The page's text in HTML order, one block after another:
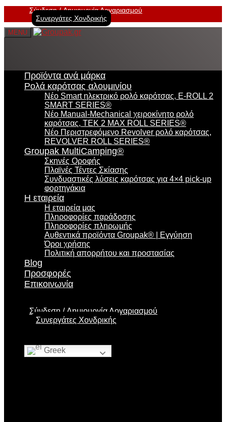
Σύνδεση
Δημιουργία Λογαριασμού
Συνεργάτες Χονδρικής
MENU
Προϊόντα ανά μάρκα
Ρολά καρότσας αλουμινίου
Νέο Smart ηλεκτρικό ρολό καρότσας, E-ROLL 2
SMART SERIES®
Νέο Manual-Mechanical χειροκίνητο ρολό
καρότσας, TEK 2 MAX ROLL SERIES®
Νέο Περιστρεφόμενο Revolver ρολό καρότσας,
REVOLVER ROLL SERIES®
Groupak MultiCamping®
Σκηνές Οροφής
Πλαϊνές Τέντες Σκίασης
Συνδυαστικές λύσεις καρότσας για 4×4 pick-up
φορτηγάκια
Η εταιρεία
Η εταιρεία μας
Πληροφορίες παράδοσης
Πληροφορίες πληρωμής
Αυθεντικά προϊόντα Groupak® | Εγγύηση
Όροι χρήσης
Πολιτική απορρήτου και προστασίας
Blog
Προσφορές
Επικοινωνία
Greek
Σύνδεση
Δημιουργία Λογαριασμού
Συνεργάτες Χονδρικής